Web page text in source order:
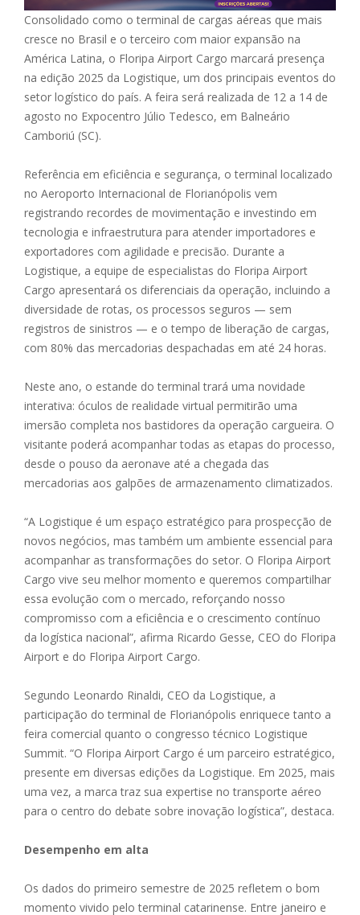
Consolidado como o terminal de cargas aéreas que mais
cresce no Brasil e o terceiro com maior expansão na
América Latina, o Floripa Airport Cargo marcará presença
na edição 2025 da Logistique, um dos principais eventos do
setor logístico do país. A feira será realizada de 12 a 14 de
agosto no Expocentro Júlio Tedesco, em Balneário
Camboriú (SC).
Referência em eficiência e segurança, o terminal localizado
no Aeroporto Internacional de Florianópolis vem
registrando recordes de movimentação e investindo em
tecnologia e infraestrutura para atender importadores e
exportadores com agilidade e precisão. Durante a
Logistique, a equipe de especialistas do Floripa Airport
Cargo apresentará os diferenciais da operação, incluindo a
diversidade de rotas, os processos seguros — sem
registros de sinistros — e o tempo de liberação de cargas,
com 80% das mercadorias despachadas em até 24 horas.
Neste ano, o estande do terminal trará uma novidade
interativa: óculos de realidade virtual permitirão uma
imersão completa nos bastidores da operação cargueira. O
visitante poderá acompanhar todas as etapas do processo,
desde o pouso da aeronave até a chegada das
mercadorias aos galpões de armazenamento climatizados.
“A Logistique é um espaço estratégico para prospecção de
novos negócios, mas também um ambiente essencial para
acompanhar as transformações do setor. O Floripa Airport
Cargo vive seu melhor momento e queremos compartilhar
essa evolução com o mercado, reforçando nosso
compromisso com a eficiência e o crescimento contínuo
da logística nacional”, afirma Ricardo Gesse, CEO do Floripa
Airport e do Floripa Airport Cargo.
Segundo Leonardo Rinaldi, CEO da Logistique, a
participação do terminal de Florianópolis enriquece tanto a
feira comercial quanto o congresso técnico Logistique
Summit. “O Floripa Airport Cargo é um parceiro estratégico,
presente em diversas edições da Logistique. Em 2025, mais
uma vez, a marca traz sua expertise no transporte aéreo
para o centro do debate sobre inovação logística”, destaca.
Desempenho em alta
Os dados do primeiro semestre de 2025 refletem o bom
momento vivido pelo terminal catarinense. Entre janeiro e